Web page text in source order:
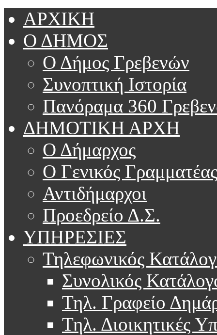
ΑΡΧΙΚΗ
Ο ΔΗΜΟΣ
Ο Δήμος Γρεβενών
Συνοπτική Ιστορία
Πανόραμα 360
ΔΗΜΟΤΙΚΗ ΑΡΧΗ
Ο Δήμαρχος
Ο Γενικός Γραμματέας
Αντιδήμαρχοι
Προεδρείο Δ.Σ.
ΥΠΗΡΕΣΙΕΣ
Τηλεφωνικός
Συνολικός
Τηλ. Γραφείο
Τηλ. Διοικητικές